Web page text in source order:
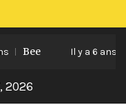
Bee Il y a 6 ans
2026